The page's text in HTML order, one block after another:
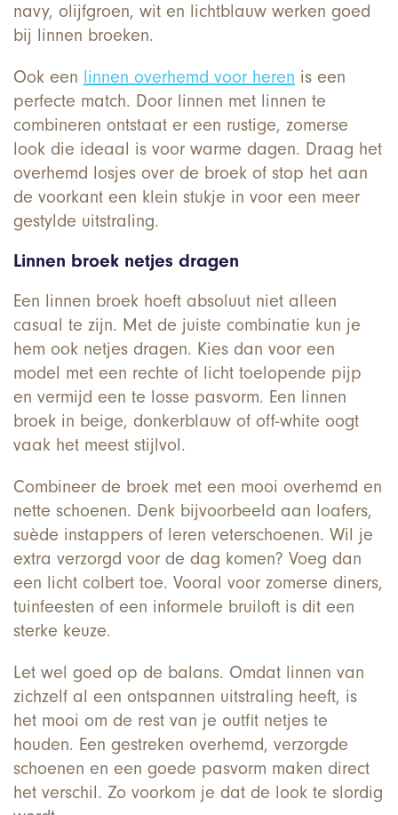
navy, olijfgroen, wit en lichtblauw werken goed
bij linnen broeken.
Ook een linnen overhemd voor heren is een
perfecte match. Door linnen met linnen te
combineren ontstaat er een rustige, zomerse
look die ideaal is voor warme dagen. Draag het
overhemd losjes over de broek of stop het aan
de voorkant een klein stukje in voor een meer
gestylde uitstraling.
Linnen broek netjes dragen
Een linnen broek hoeft absoluut niet alleen
casual te zijn. Met de juiste combinatie kun je
hem ook netjes dragen. Kies dan voor een
model met een rechte of licht toelopende pijp
en vermijd een te losse pasvorm. Een linnen
broek in beige, donkerblauw of off-white oogt
vaak het meest stijlvol.
Combineer de broek met een mooi overhemd en
nette schoenen. Denk bijvoorbeeld aan loafers,
suède instappers of leren veterschoenen. Wil je
extra verzorgd voor de dag komen? Voeg dan
een licht colbert toe. Vooral voor zomerse diners,
tuinfeesten of een informele bruiloft is dit een
sterke keuze.
Let wel goed op de balans. Omdat linnen van
zichzelf al een ontspannen uitstraling heeft, is
het mooi om de rest van je outfit netjes te
houden. Een gestreken overhemd, verzorgde
schoenen en een goede pasvorm maken direct
het verschil. Zo voorkom je dat de look te slordig